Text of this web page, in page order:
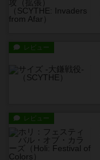
レビュー
レビュー